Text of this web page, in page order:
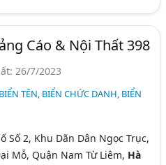
Cáo & Nội Thất 398
26/7/2023
TÊN, BIỂN CHỨC DANH, BIỂN
Số 2, Khu Dãn Dân Ngọc Trục,
Mỗ, Quận Nam Từ Liêm, Hà